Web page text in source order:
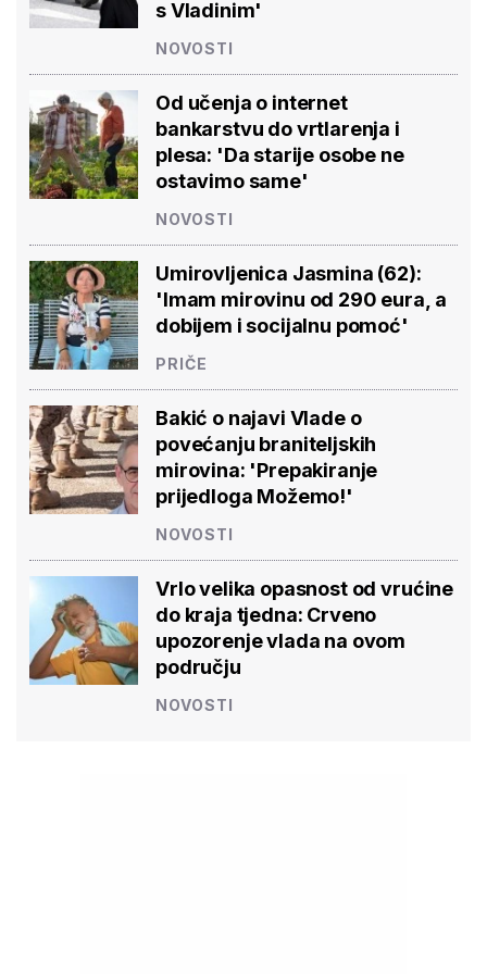
s Vladinim'
NOVOSTI
Od učenja o internet
bankarstvu do vrtlarenja i
plesa: 'Da starije osobe ne
ostavimo same'
NOVOSTI
Umirovljenica Jasmina (62):
'Imam mirovinu od 290 eura, a
dobijem i socijalnu pomoć'
PRIČE
Bakić o najavi Vlade o
povećanju braniteljskih
mirovina: 'Prepakiranje
prijedloga Možemo!'
NOVOSTI
Vrlo velika opasnost od vrućine
do kraja tjedna: Crveno
upozorenje vlada na ovom
području
NOVOSTI